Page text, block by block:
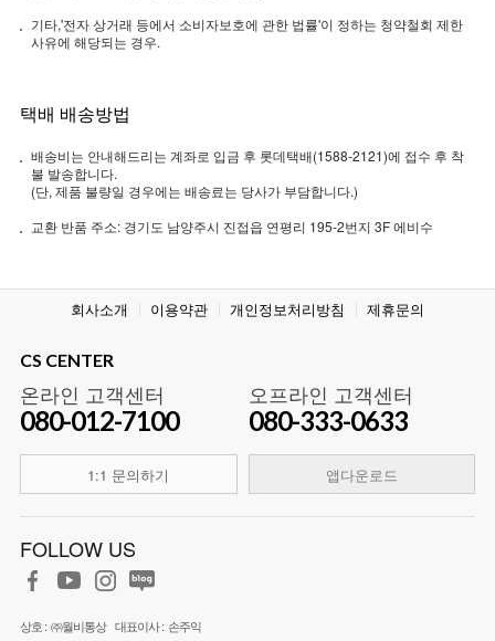
기타,'전자 상거래 등에서 소비자보호에 관한 법률'이 정하는 청약철회 제한
사유에 해당되는 경우.
택배 배송방법
배송비는 안내해드리는 계좌로 입금 후 롯데택배(1588-2121)에 접수 후 착
불 발송합니다.
(단, 제품 불량일 경우에는 배송료는 당사가 부담합니다.)
교환 반품 주소: 경기도 남양주시 진접읍 연평리 195-2번지 3F 에비수
회사소개 이용약관 개인정보처리방침 제휴문의
CS CENTER
온라인 고객센터
080-012-7100
1:1 문의하기
오프라인 고객센터
080-333-0633
앱다운로드
FOLLOW US
상호 : ㈜월비통상 대표이사 : 손주익